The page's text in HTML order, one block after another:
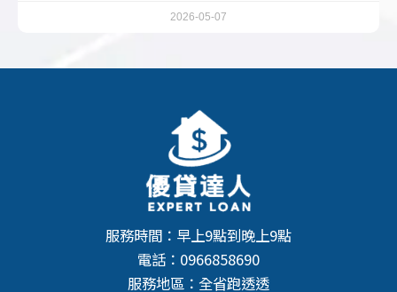
2026-05-07
服務時間：早上9點到晚上9點
電話： 0966858690
服務地區：全省跑透透